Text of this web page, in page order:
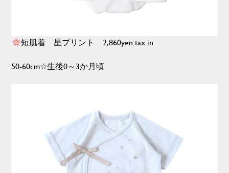
短肌着 星プリント 2,860yen tax in
50-60cm☆生後0～3か月頃